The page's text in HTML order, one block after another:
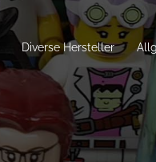
Diverse Hersteller